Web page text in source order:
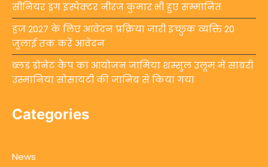
सीनियर ड्रग इंस्पेक्टर नीरज कुमार भी हुए सम्मानित
हज 2027 के लिए आवेदन प्रक्रिया जारी इच्छुक व्यक्ति 20
जुलाई तक करें आवेदन
ब्लड डोनेट कैंप का आयोजन जामिया शम्सुल उलूम में साबरी
उस्मानिया सोसायटी की जानिब से किया गया
Categories
News